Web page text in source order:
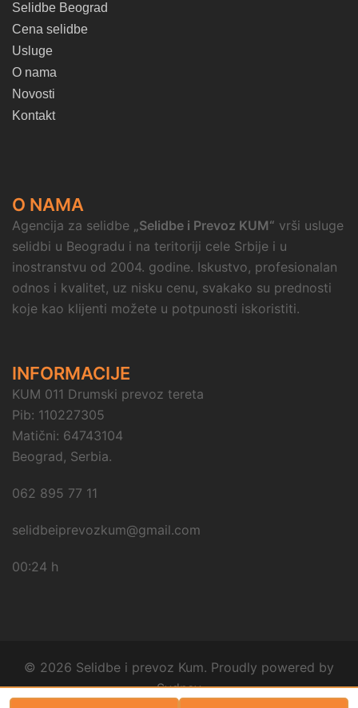
Selidbe Beograd
Cena selidbe
Usluge
O nama
Novosti
Kontakt
O NAMA
Agencija za selidbe „Selidbe i Prevoz KUM“ vrši usluge
selidbi u Beogradu i na teritoriji cele Srbije i u
inostranstvu od 2004. godine. Iskustvo, profesionalan
odnos i kvalitet, uz nisku cenu, svakako su prednosti
koje kao klijenti možete u potpunosti iskoristiti.
INFORMACIJE
KUM 011 Drumski prevoz tereta
Pib: 110227305
Matični: 64743104
Beograd, Serbia.
062 895 77 11
selidbeiprevozkum@gmail.com
00:24 h
© 2026 Selidbe i prevoz Kum. Proudly powered by
Sydney